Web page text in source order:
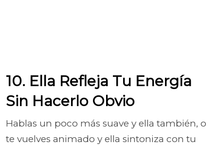
10. Ella Refleja Tu Energía
Sin Hacerlo Obvio
Hablas un poco más suave y ella también, o
te vuelves animado y ella sintoniza con tu